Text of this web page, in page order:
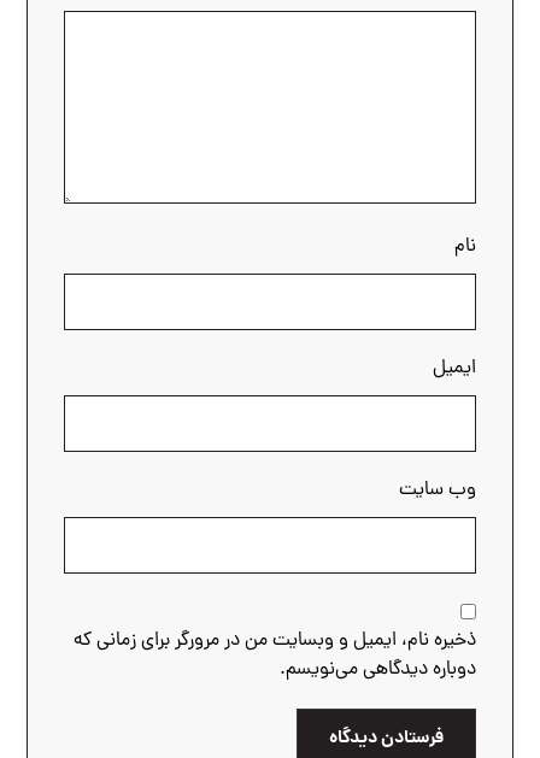
نام
ایمیل
وب‌ سایت
ذخیره نام، ایمیل و وبسایت من در مرورگر برای زمانی که
دوباره دیدگاهی می‌نویسم.
فرستادن دیدگاه